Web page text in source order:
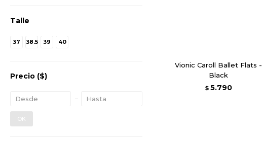
Vionic Caroll Ballet Flats -
Black
$ 5.790
Talle
37 38.5 39 40
Precio ($)
OK